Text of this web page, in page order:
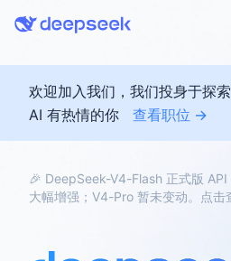
欢迎加入我们，我们投身于探
AI 有热情的你
查看职位 →
🎉 DeepSeek-V4-Flash 正式版
大幅增强；V4-Pro 暂未变动。点击